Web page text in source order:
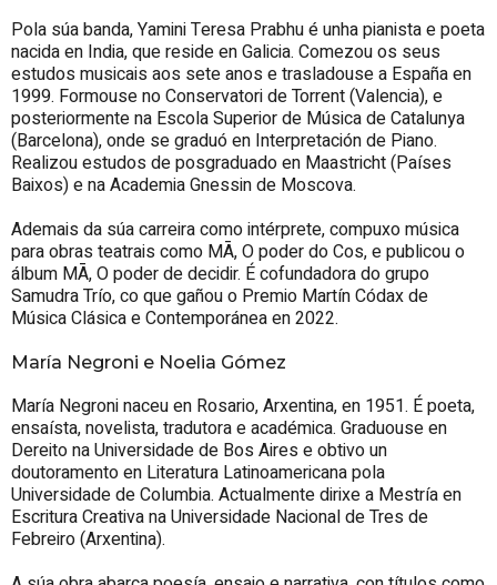
Pola súa banda, Yamini Teresa Prabhu é unha pianista e poeta
nacida en India, que reside en Galicia. Comezou os seus
estudos musicais aos sete anos e trasladouse a España en
1999. Formouse no Conservatori de Torrent (Valencia), e
posteriormente na Escola Superior de Música de Catalunya
(Barcelona), onde se graduó en Interpretación de Piano.
Realizou estudos de posgraduado en Maastricht (Países
Baixos) e na Academia Gnessin de Moscova.
Ademais da súa carreira como intérprete, compuxo música
para obras teatrais como MĀ, O poder do Cos, e publicou o
álbum MĀ, O poder de decidir. É cofundadora do grupo
Samudra Trío, co que gañou o Premio Martín Códax de
Música Clásica e Contemporánea en 2022.
María Negroni e Noelia Gómez
María Negroni naceu en Rosario, Arxentina, en 1951. É poeta,
ensaísta, novelista, tradutora e académica. Graduouse en
Dereito na Universidade de Bos Aires e obtivo un
doutoramento en Literatura Latinoamericana pola
Universidade de Columbia. Actualmente dirixe a Mestría en
Escritura Creativa na Universidade Nacional de Tres de
Febreiro (Arxentina).